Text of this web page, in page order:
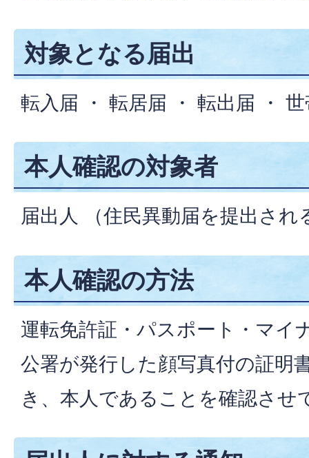
対象となる届出
転入届 ・ 転居届 ・ 転出届 ・
本人確認の対象者
届出人 （住民異動届を提出され
本人確認の方法
運転免許証・パスポート・マイ
公署が発行した顔写真付の証明
き、本人であることを確認させ